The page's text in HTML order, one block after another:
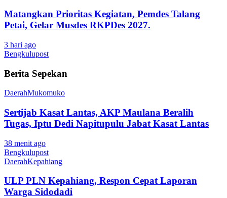
Matangkan Prioritas Kegiatan, Pemdes Talang
Petai, Gelar Musdes RKPDes 2027.
3 hari ago
Bengkulupost
Berita Sepekan
DaerahMukomuko
Sertijab Kasat Lantas, AKP Maulana Beralih
Tugas, Iptu Dedi Napitupulu Jabat Kasat Lantas
38 menit ago
Bengkulupost
DaerahKepahiang
ULP PLN Kepahiang, Respon Cepat Laporan
Warga Sidodadi